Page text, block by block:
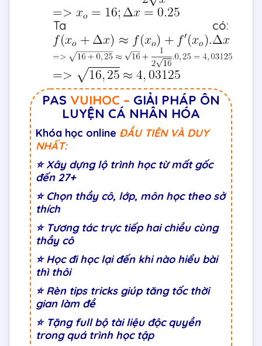
Ta có:
PAS VUIHOC – GIẢI PHÁP ÔN
LUYỆN CÁ NHÂN HÓA
Khóa học online ĐẦU TIÊN VÀ DUY
NHẤT:
⭐Xây dựng lộ trình học từ mất gốc
đến 27+
⭐ Chọn thầy cô, lớp, môn học theo sở
thích
⭐ Tương tác trực tiếp hai chiều cùng
thầy cô
⭐ Học đi học lại đến khi nào hiểu bài
thì thôi
⭐ Rèn tips tricks giúp tăng tốc thời
gian làm đề
⭐ Tặng full bộ tài liệu độc quyền
trong quá trình học tập